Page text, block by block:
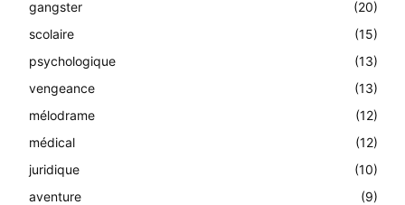
gangster
(20)
scolaire
(15)
psychologique
(13)
vengeance
(13)
mélodrame
(12)
médical
(12)
juridique
(10)
aventure
(9)